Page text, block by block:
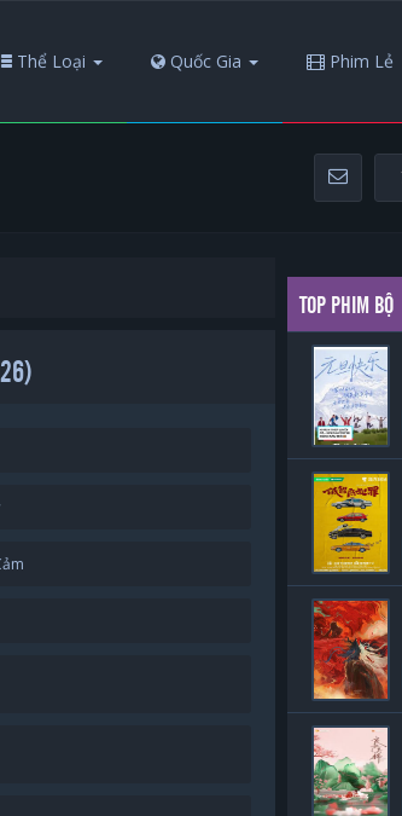
Thể Loại Quốc Gia Phim Lẻ
TOP PHIM BỘ